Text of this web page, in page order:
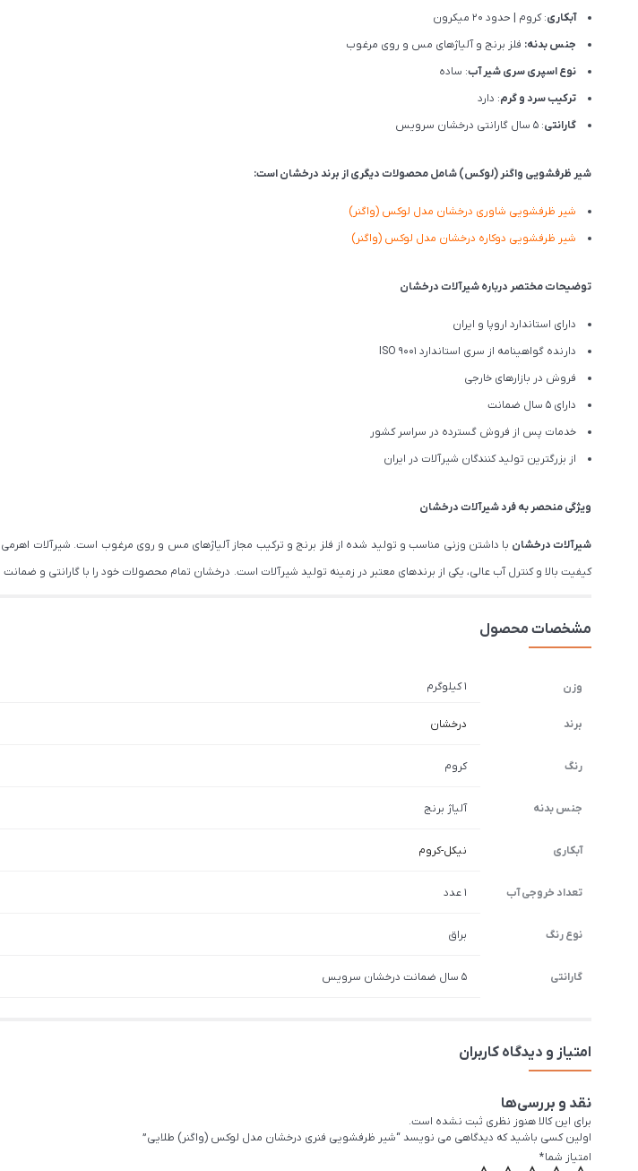
آبکاری: کروم | حدود 20 میکرون
جنس بدنه: فلز برنج و آلیاژهای مس و روی مرغوب
نوع اسپری سری شیر آب: ساده
ترکیب سرد و گرم: دارد
گارانتی: 5 سال گارانتی درخشان سرویس
شیر ظرفشویی واگنر (لوکس) شامل محصولات دیگری از برند درخشان است:
شیر ظرفشويی شاوری درخشان مدل لوکس (واگنر)
شیر ظرفشویی دوکاره درخشان مدل لوکس (واگنر)
توضیحات مختصر درباره شیرآلات درخشان
دارای استاندارد اروپا و ایران
دارنده گواهینامه از سری استاندارد ISO 9001
فروش در بازارهای خارجی
دارای 5 سال ضمانت
خدمات پس از فروش گسترده در سراسر کشور
از بزرگترین تولید کنندگان شیرآلات در ایران
ویژگی منحصر به فرد شیرآلات درخشان
شیرآلات درخشان با داشتن وزنی مناسب و تولید شده از فلز برنج و ترکیب مجاز آلیاژهای مس و روی مرغوب است. شیرآلات
کیفیت بالا و کنترل آب عالی، یکی از برندهای معتبر در زمینه تولید شیرآلات است. درخشان تمام محصولات خود را با گارانتی و ضمانت 5 ساله تولید می کند.
مشخصات محصول
وزن 1 کیلوگرم
برند درخشان
رنگ کروم
جنس بدنه آلیاژ برنج
آبکاری نیکل-کروم
تعداد خروجی آب 1 عدد
نوع رنگ براق
گارانتی 5 سال ضمانت درخشان سرویس
امتیاز و دیدگاه کاربران
نقد و بررسی‌ها
برای این کالا هنوز نظری ثبت نشده است.
اولین کسی باشید که دیدگاهی می نویسد “شیر ظرفشويی فنری درخشان مدل لوکس (واگنر) طلایی”
امتیاز شما*